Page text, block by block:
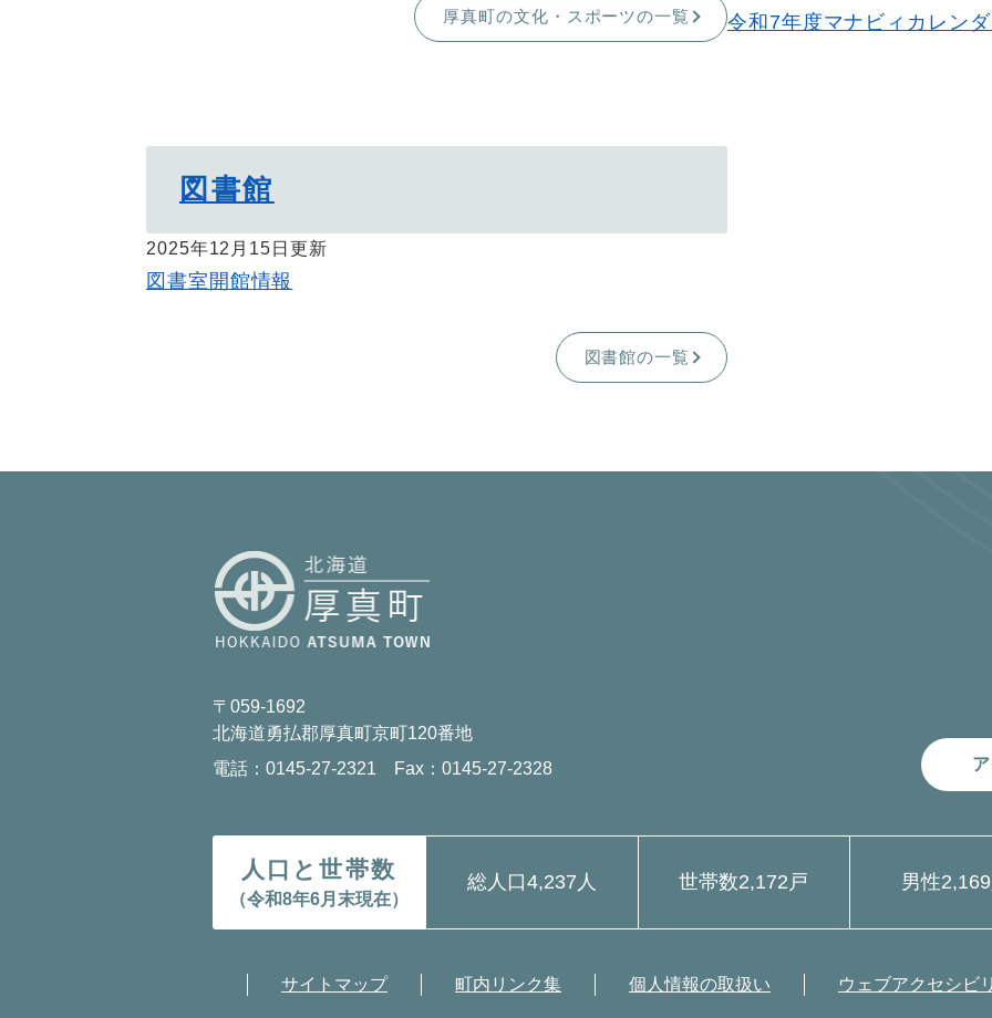
厚真町の文化・スポーツの一覧 令和7年度マナビィカレン
図書館
2025年12月15日更新
図書室開館情報
図書館の一覧
〒059-1692
北海道勇払郡厚真町京町120番地
電話：0145-27-2321 Fax：0145-27-2328
人口と世帯数
（令和8年6月末現在）
総人口4,237人 世帯数2,172戸 男性
サイトマップ 町内リンク集 個人情報の取扱い ウェブアクセシビ